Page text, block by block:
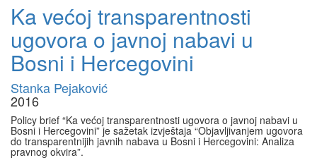
Ka većoj transparentnosti
ugovora o javnoj nabavi u
Bosni i Hercegovini
Stanka Pejaković
2016
Policy brief “Ka većoj transparentnosti ugovora o javnoj nabavi u
Bosni i Hercegovini” je sažetak izvještaja “Objavljivanjem ugovora
do transparentnijih javnih nabava u Bosni i Hercegovini: Analiza
pravnog okvira”.